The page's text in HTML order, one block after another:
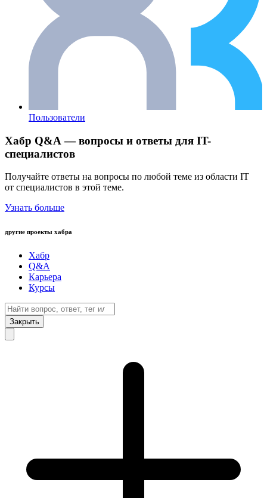
Пользователи
Хабр Q&A — вопросы и ответы для IT-
специалистов
Получайте ответы на вопросы по любой теме из области IT
от специалистов в этой теме.
Узнать больше
другие проекты хабра
Хабр
Q&A
Карьера
Курсы
Закрыть